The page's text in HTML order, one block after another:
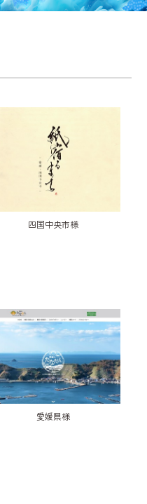
四国中央市様
愛媛県様